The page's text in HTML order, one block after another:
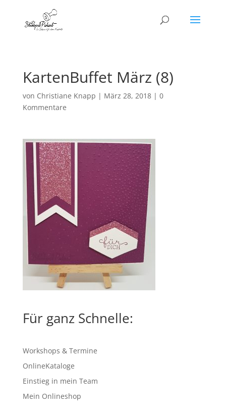
KartenBuffet März (8)
von Christiane Knapp | März 28, 2018| 0
Kommentare
Für ganz Schnelle:
Workshops & Termine
OnlineKataloge
Einstieg in mein Team
Mein Onlineshop